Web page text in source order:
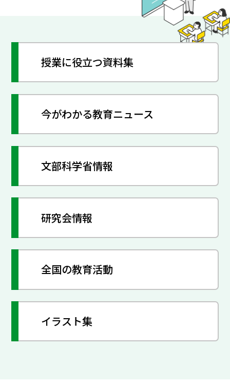
授業に役立つ資料集
今がわかる教育ニュース
文部科学省情報
研究会情報
全国の教育活動
イラスト集